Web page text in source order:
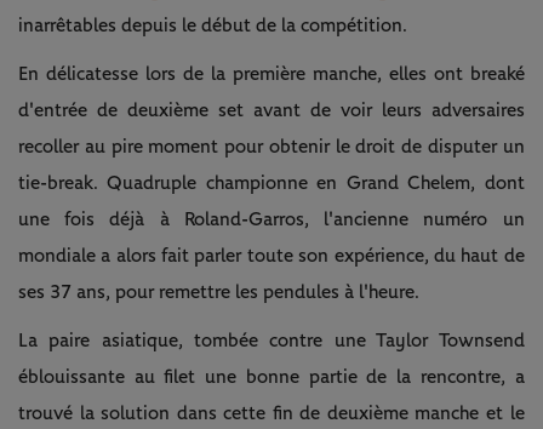
inarrêtables depuis le début de la compétition.
En délicatesse lors de la première manche, elles ont breaké
d'entrée de deuxième set avant de voir leurs adversaires
recoller au pire moment pour obtenir le droit de disputer un
tie-break. Quadruple championne en Grand Chelem, dont
une fois déjà à Roland-Garros, l'ancienne numéro un
mondiale a alors fait parler toute son expérience, du haut de
ses 37 ans, pour remettre les pendules à l'heure.
La paire asiatique, tombée contre une Taylor Townsend
éblouissante au filet une bonne partie de la rencontre, a
trouvé la solution dans cette fin de deuxième manche et le